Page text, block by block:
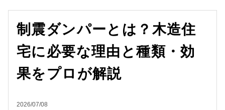
制震ダンパーとは？木造住
宅に必要な理由と種類・効
果をプロが解説
2026/07/08